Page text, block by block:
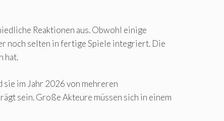
Reaktionen aus. Obwohl einige
noch selten in fertige Spiele integriert. Die
hat.
im Jahr 2026 von mehreren
sein. Große Akteure müssen sich in einem